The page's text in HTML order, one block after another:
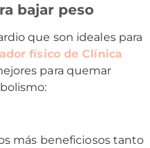
bajar peso
que son ideales para
físico de Clínica
para quemar
más beneficiosos tanto